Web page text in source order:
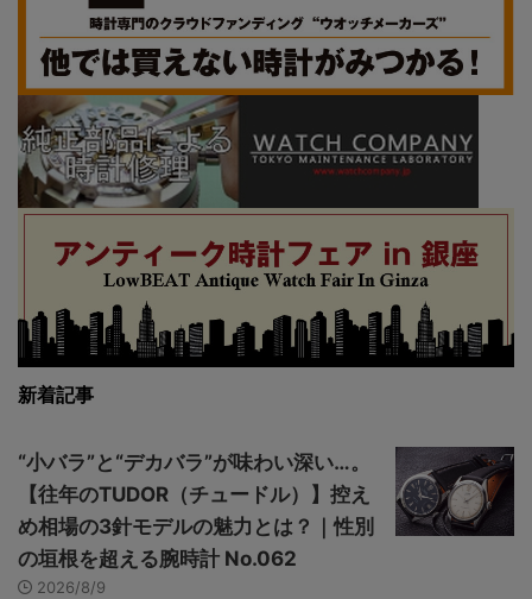
新着記事
“小バラ”と“デカバラ”が味わい深い…。
【往年のTUDOR（チュードル）】控え
め相場の3針モデルの魅力とは？｜性別
の垣根を超える腕時計 No.062
2026/8/9